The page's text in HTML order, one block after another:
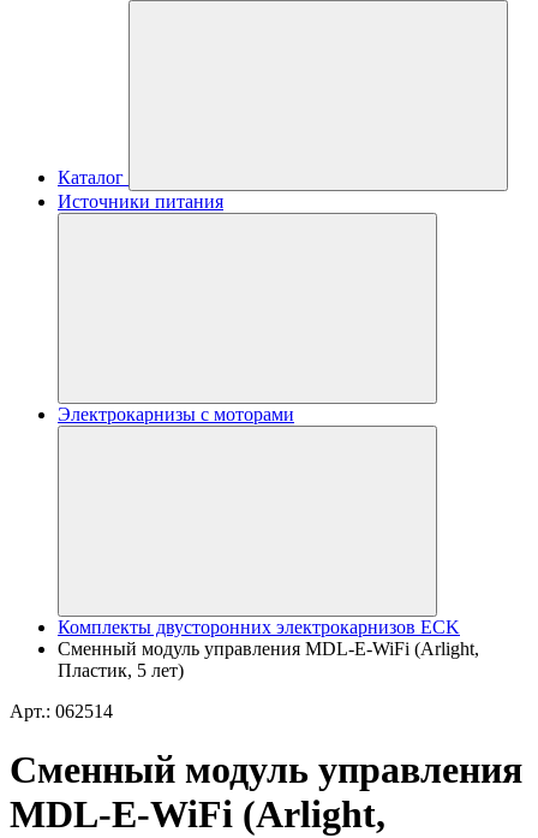
Каталог
Источники питания
Электрокарнизы с моторами
Комплекты двусторонних электрокарнизов ECK
Сменный модуль управления MDL-E-WiFi (Arlight,
Пластик, 5 лет)
Арт.: 062514
Сменный модуль управления
MDL-E-WiFi (Arlight,